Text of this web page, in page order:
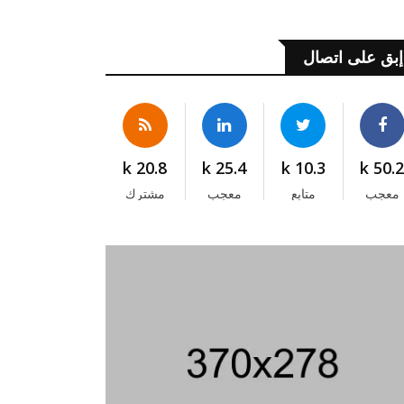
إبق على اتصال
50.2 k
معجب
10.3 k
متابع
25.4 k
معجب
20.8 k
مشترك